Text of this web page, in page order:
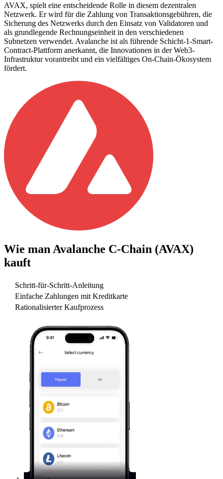
AVAX, spielt eine entscheidende Rolle in diesem dezentralen
Netzwerk. Er wird für die Zahlung von Transaktionsgebühren, die
Sicherung des Netzwerks durch den Einsatz von Validatoren und
als grundlegende Rechnungseinheit in den verschiedenen
Subnetzen verwendet. Avalanche ist als führende Schicht-1-Smart-
Contract-Plattform anerkannt, die Innovationen in der Web3-
Infrastruktur vorantreibt und ein vielfältiges On-Chain-Ökosystem
fördert.
Wie man Avalanche C-Chain (AVAX)
kauft
Schritt-für-Schritt-Anleitung
Einfache Zahlungen mit Kreditkarte
Rationalisierter Kaufprozess